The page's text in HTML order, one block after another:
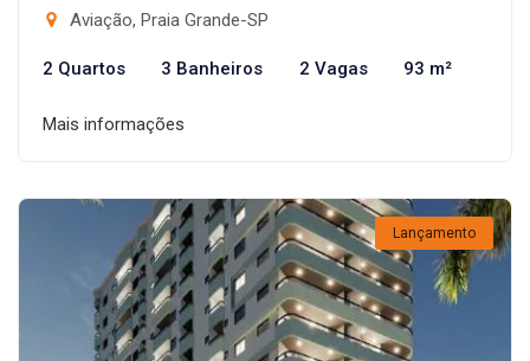
Aviação, Praia Grande-SP
2 Quartos 3 Banheiros 2 Vagas 93 m²
Mais informações
Lançamento